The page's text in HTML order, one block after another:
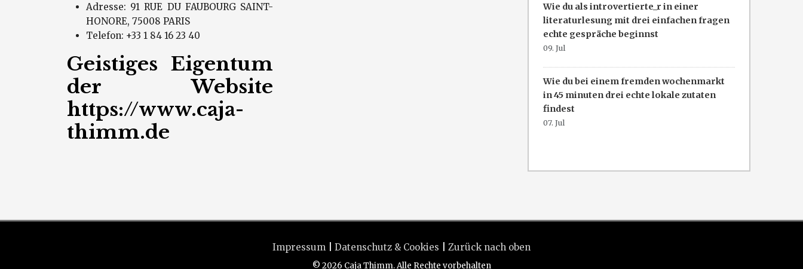
Adresse: 91 RUE DU FAUBOURG SAINT-
HONORE, 75008 PARIS
Telefon: +33 1 84 16 23 40
Geistiges Eigentum
der Website
https://www.caja-
thimm.de
Wie du als introvertierte_r in einer
literaturlesung mit drei einfachen fragen
echte gespräche beginnst
09. Jul
Wie du bei einem fremden wochenmarkt
in 45 minuten drei echte lokale zutaten
findest
07. Jul
Impressum Datenschutz & Cookies Zurück nach oben
© 2026 Caja Thimm. Alle Rechte vorbehalten